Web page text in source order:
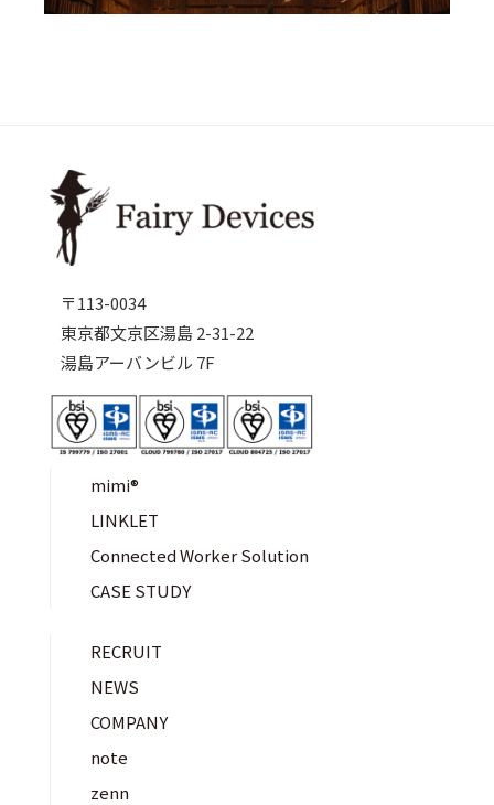
〒113-0034
東京都文京区湯島 2-31-22
湯島アーバンビル 7F
mimi®︎
LINKLET
Connected Worker Solution
CASE STUDY
RECRUIT
NEWS
COMPANY
note
zenn